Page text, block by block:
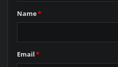
Name*
Email*